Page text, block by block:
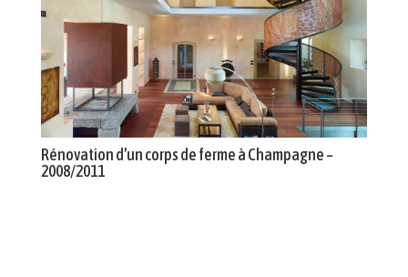
Rénovation d’un corps de ferme à Champagne –
2008/2011